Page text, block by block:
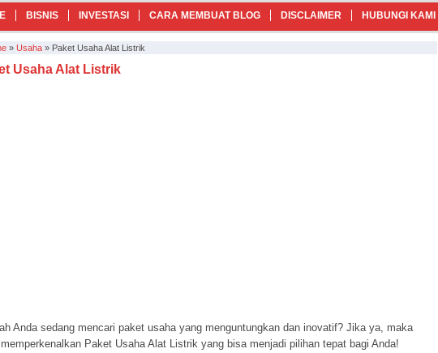
BISNIS INVESTASI CARA MEMBUAT BLOG DISCLAIMER HUBUNGI KAMI
» Usaha » Paket Usaha Alat Listrik
Usaha Alat Listrik
Anda sedang mencari paket usaha yang menguntungkan dan inovatif? Jika ya, maka
Paket Usaha Alat Listrik yang bisa menjadi pilihan tepat bagi Anda!